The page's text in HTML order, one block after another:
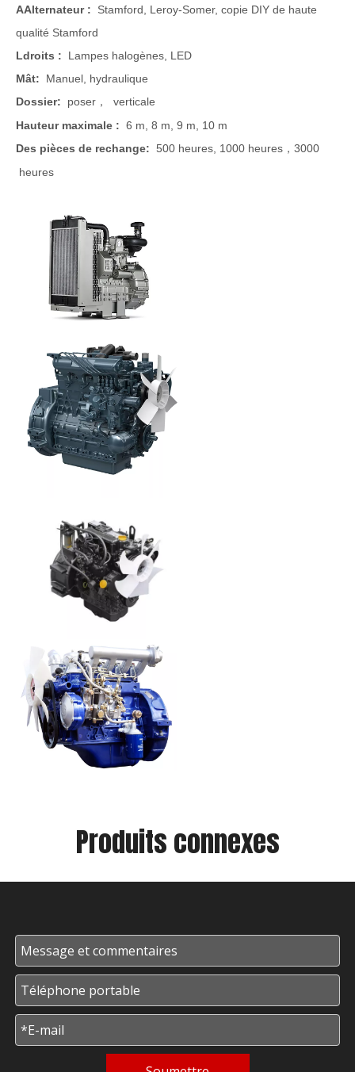
AAlternateur : Stamford, Leroy-Somer, copie DIY de haute
qualité Stamford
Ldroits : Lampes halogènes, LED
Mât: Manuel, hydraulique
Dossier: poser ，
verticale
Hauteur maximale : 6 m, 8 m, 9 m, 10 m
Des pièces de rechange: 500 heures, 1000 heures ， 3000
heures
Produits connexes